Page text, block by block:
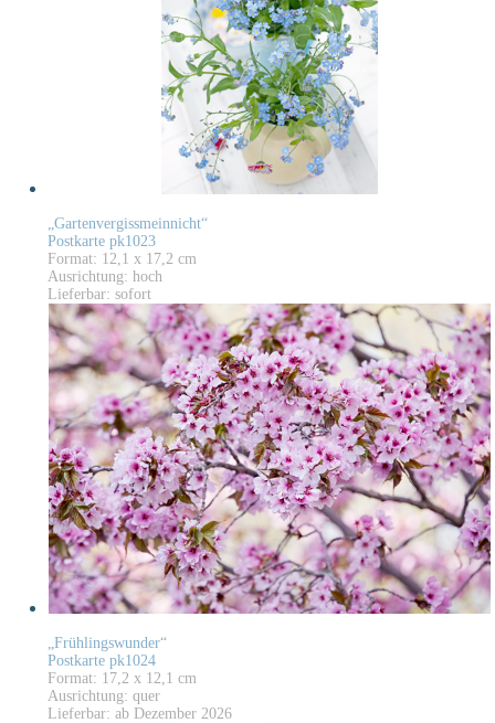
„Gartenvergissmeinnicht“
Postkarte pk1023
Format: 12,1 x 17,2 cm
Ausrichtung: hoch
Lieferbar: sofort
„Frühlingswunder“
Postkarte pk1024
Format: 17,2 x 12,1 cm
Ausrichtung: quer
Lieferbar: ab Dezember 2026